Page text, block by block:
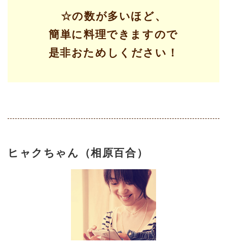
☆の数が多いほど、
簡単に料理できますので
是非おためしください！
ヒャクちゃん（相原百合）